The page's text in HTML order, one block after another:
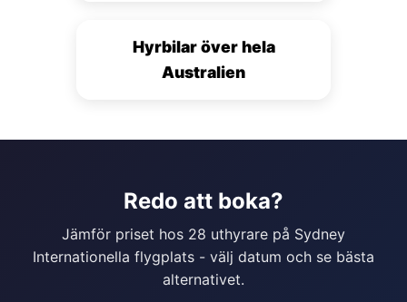
Hyrbilar över hela
Australien
Redo att boka?
Jämför priset hos 28 uthyrare på Sydney
Internationella flygplats - välj datum och se bästa
alternativet.